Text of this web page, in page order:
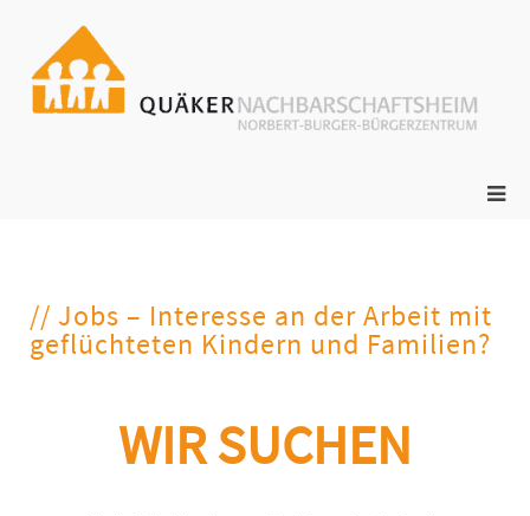
// Jobs – Interesse an der Arbeit mit
geflüchteten Kindern und Familien?
WIR SUCHEN